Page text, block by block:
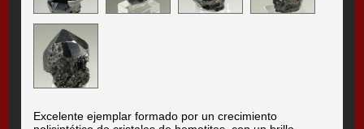
Excelente ejemplar formado por un crecimiento